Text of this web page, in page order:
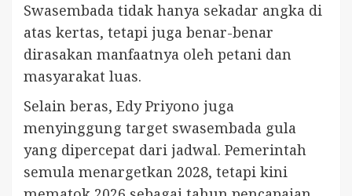
Swasembada tidak hanya sekadar angka di
atas kertas, tetapi juga benar-benar
dirasakan manfaatnya oleh petani dan
masyarakat luas.
Selain beras, Edy Priyono juga
menyinggung target swasembada gula
yang dipercepat dari jadwal. Pemerintah
semula menargetkan 2028, tetapi kini